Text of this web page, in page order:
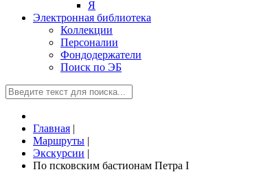
Я
Электронная библиотека
Коллекции
Персоналии
Фондодержатели
Поиск по ЭБ
Главная |
Маршруты |
Экскурсии |
По псковским бастионам Петра I